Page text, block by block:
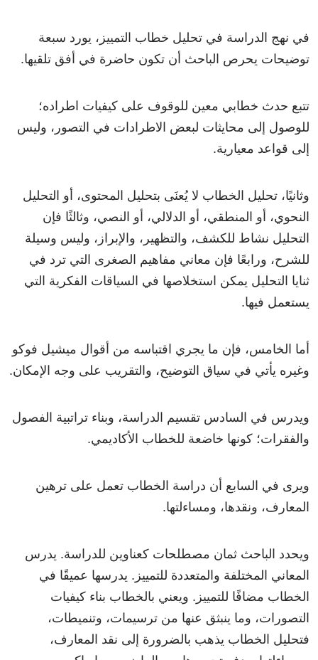
في نهج الدراسة في تحليل خطاب التمييز، يورد سبعة
توضيحات يحرص الباحث أن تكون حاضرة في أفق تلقيها.
تتبع حدث خطابي معين للوقوف على كيفيات اطراده؛
للوصول إلى محايثات لبعض الاطرادات في التصور، وليس
إلى قواعد معيارية.
وثانيًا، تحليل الخطاب لا يُعنَى بتحليل المحتوى، أو التحليل
النحوي، أو المنطقي، أو الدلالي، أو النصي، وثالثًا فإن
التحليل نشاط للكشف، والتظهير، والإبراز، وليس وسيلة
للشرح، ورابعًا فإن معاني مفاهيم الصغرى التي ترد في
ثنايا التحليل يمكن استخلاصها في السياقات الفكرية التي
يستعمل فيها.
أما الخامس، فإن ما يجري اقتباسه من أقوال ميشيل فوكو
وغيره يأتي في سياق التوضيح، والتقريب على وجه الإمكان.
ويدرس في السادس تقسيم الدراسة، وبناء تراتبية الفصول
والفقرات؛ كونها خاضعة للخطاب الأكاديمي.
ويرى في السابع أن دراسة الخطاب تعمل على ترهين
المعارف، ونقدها، ومساءلتها.
ويحدد الباحث ثمان مصطلحات كعناوين للدراسة. يدرس
المعاني المختلفة والمتعددة للتمييز. يدرسها عميقًا في
الخطاب مضافًا للتمييز. ويعني بالخطاب بناء كيفيات
التصورات، وما ينبثق عنها من ترسيمات، وتنميطات،
فتحليل الخطاب يذهب بالضرورة إلى نقد المعارف،